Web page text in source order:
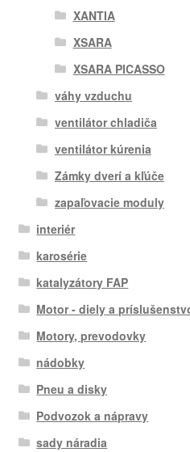
XANTIA
XSARA
XSARA PICASSO
váhy vzduchu
ventilátor chladiča
ventilátor kúrenia
Zámky dverí a kľúče
zapaľovacie moduly
interiér
karosérie
katalyzátory FAP
Motor - diely a
Motory, prevodovky
nádobky
Pneu a disky
Podvozok a nápravy
sady náradia